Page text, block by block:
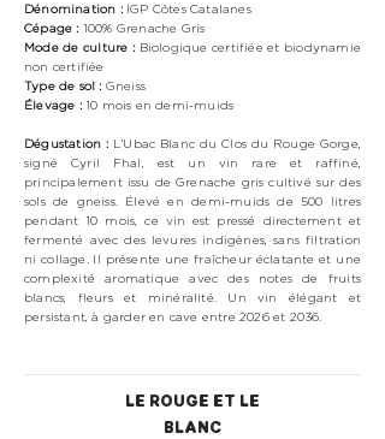
Dénomination : IGP Côtes Catalanes
Cépage : 100% Grenache Gris
Mode de culture : Biologique certifiée et biodynamie
non certifiée
Type de sol : Gneiss
Élevage : 10 mois en demi-muids
Dégustation : L’Ubac Blanc du Clos du Rouge Gorge,
signé Cyril Fhal, est un vin rare et raffiné,
principalement issu de Grenache gris cultivé sur des
sols de gneiss. Élevé en demi-muids de 500 litres
pendant 10 mois, ce vin est pressé directement et
fermenté avec des levures indigènes, sans filtration
ni collage. Il présente une fraîcheur éclatante et une
complexité aromatique avec des notes de fruits
blancs, fleurs et minéralité. Un vin élégant et
persistant, à garder en cave entre 2026 et 2036.
LE ROUGE ET LE
BLANC